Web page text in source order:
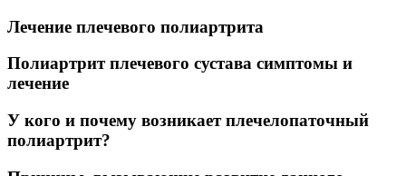
Лечение плечевого полиартрита
Полиартрит плечевого сустава симптомы и
лечение
У кого и почему возникает плечелопаточный
полиартрит?